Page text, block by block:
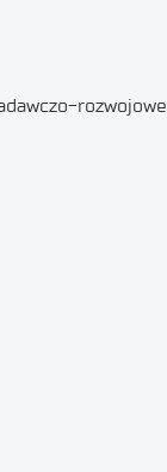
rozwojowe